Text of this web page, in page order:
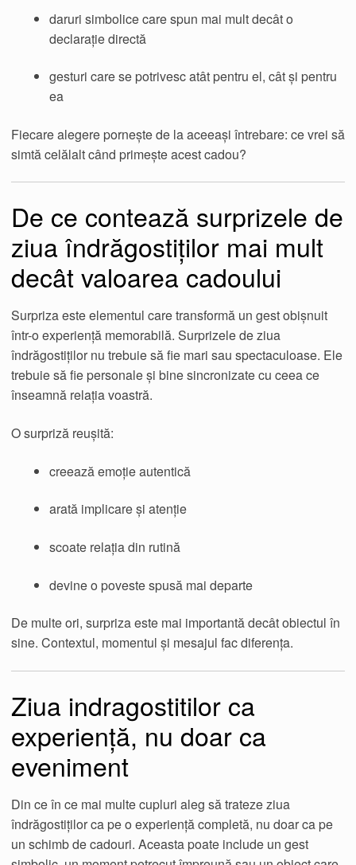
daruri simbolice care spun mai mult decât o
declarație directă
gesturi care se potrivesc atât pentru el, cât și pentru
ea
Fiecare alegere pornește de la aceeași întrebare: ce vrei să
simtă celălalt când primește acest cadou?
De ce contează surprizele de
ziua îndrăgostiților mai mult
decât valoarea cadoului
Surpriza este elementul care transformă un gest obișnuit
într-o experiență memorabilă. Surprizele de ziua
îndrăgostiților nu trebuie să fie mari sau spectaculoase. Ele
trebuie să fie personale și bine sincronizate cu ceea ce
înseamnă relația voastră.
O surpriză reușită:
creează emoție autentică
arată implicare și atenție
scoate relația din rutină
devine o poveste spusă mai departe
De multe ori, surpriza este mai importantă decât obiectul în
sine. Contextul, momentul și mesajul fac diferența.
Ziua indragostitilor ca
experiență, nu doar ca
eveniment
Din ce în ce mai multe cupluri aleg să trateze ziua
îndrăgostiților ca pe o experiență completă, nu doar ca pe
un schimb de cadouri. Aceasta poate include un gest